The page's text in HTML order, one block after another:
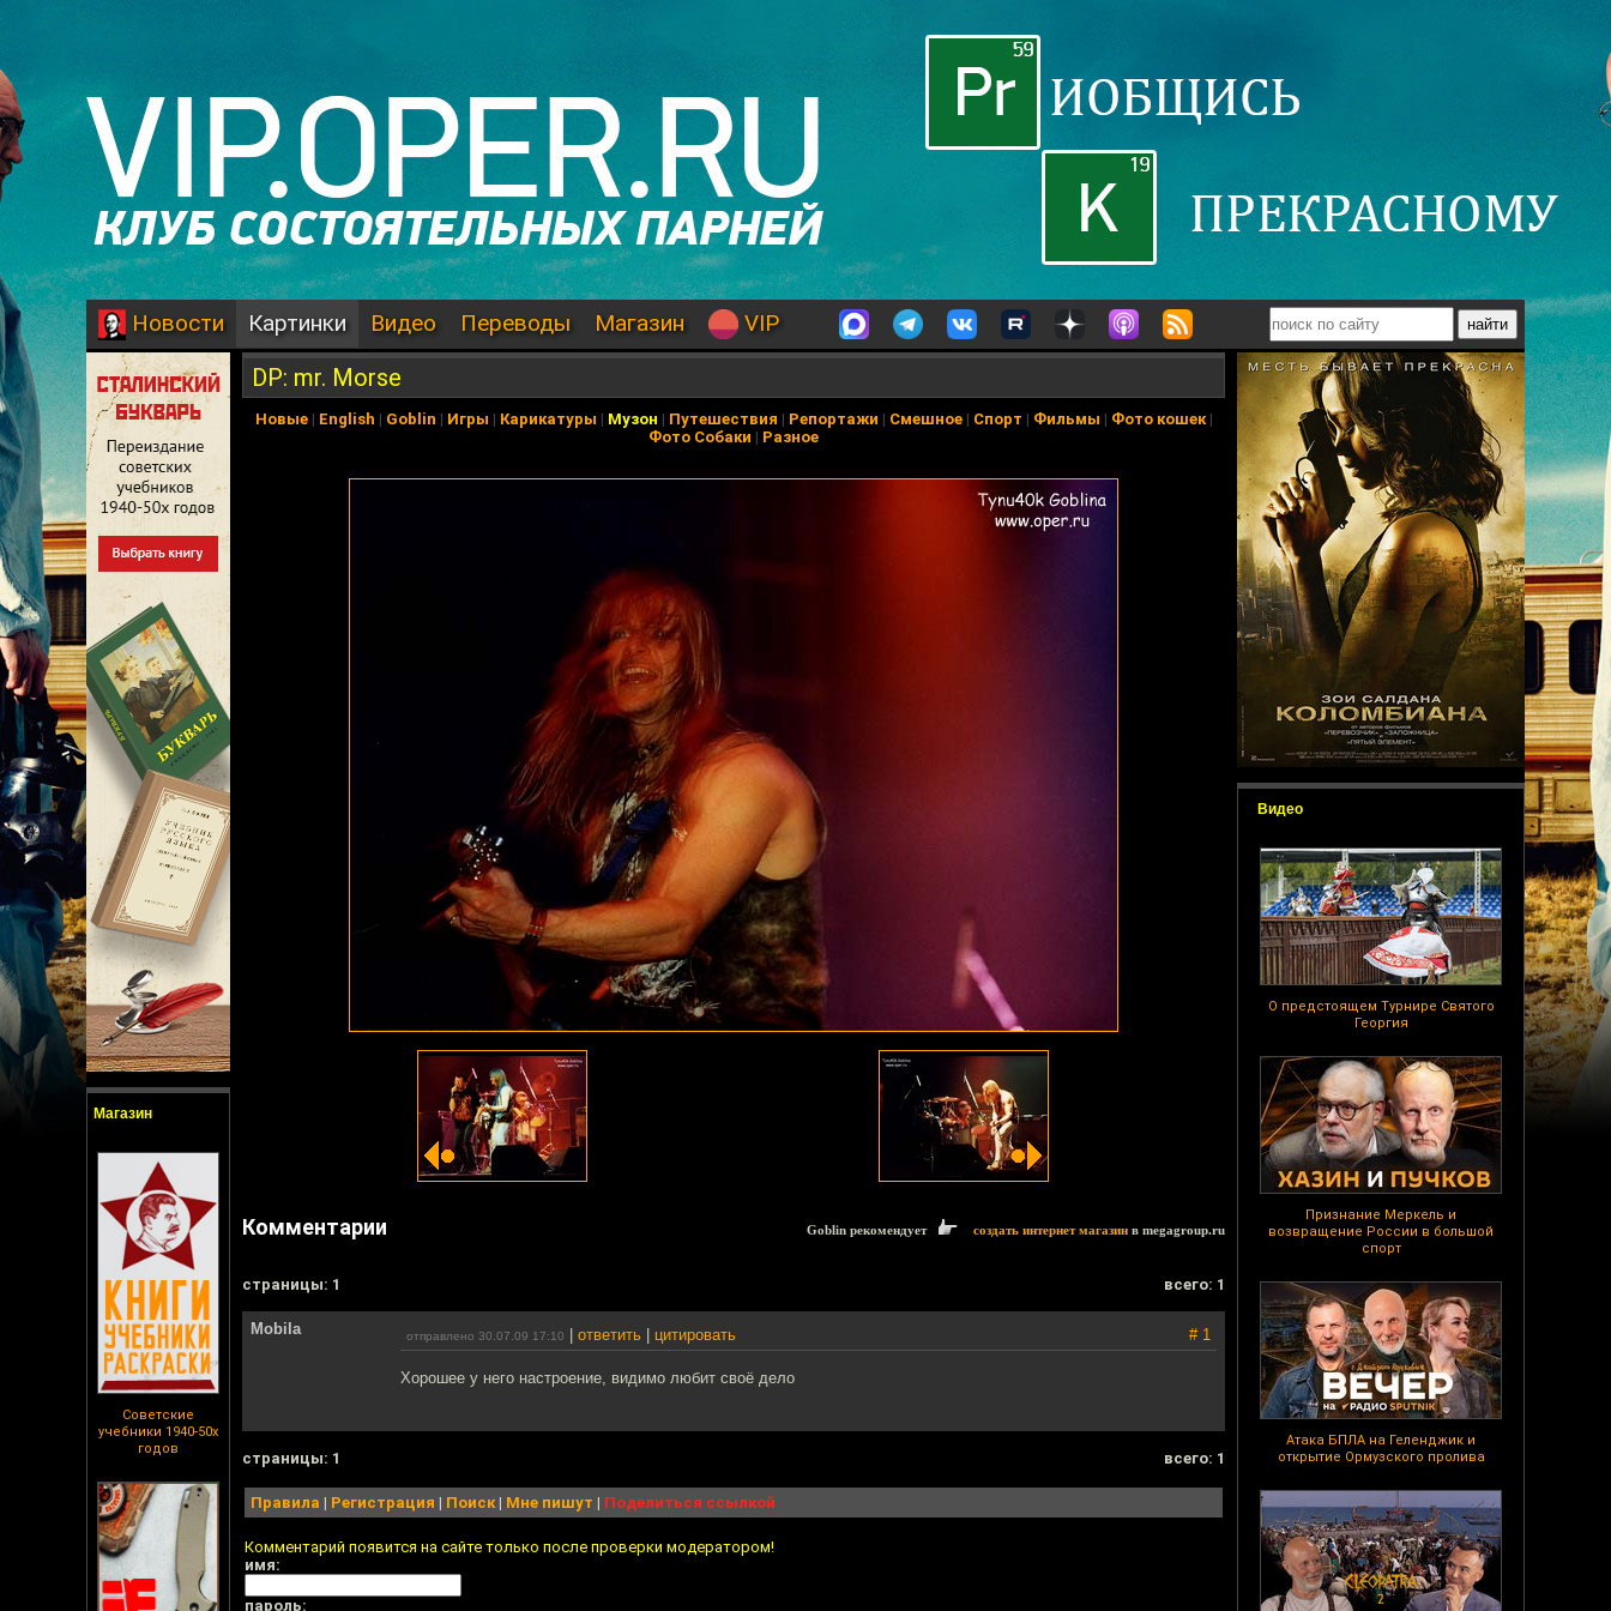
Новости Картинки Видео Переводы Магазин VIP
Магазин
Советские
учебники 1940-50х
годов
Видео
О предстоящем Турнире Святого
Георгия
Признание Меркель и
возвращение России в большой
спорт
Атака БПЛА на Геленджик и
открытие Ормузского пролива
DP: mr. Morse
Новые| English | Goblin | Игры | Карикатуры | Музон | Путешествия | Репортажи | Смешное| Спорт | Фильмы | Фото кошек|
Фото Собаки | Разное
Комментарии Goblin рекомендует создать интернет магазин в megagroup.ru
cтраницы: 1 всего: 1
Mobila отправлено 30.07.09 17:10 ответить цитировать # 1
Хорошее у него настроение, видимо любит своё дело
cтраницы: 1 всего: 1
Правила | Регистрация | Поиск| Мне пишут | Поделиться ссылкой
Комментарий появится на сайте только после проверки модератором!
имя:
пароль: